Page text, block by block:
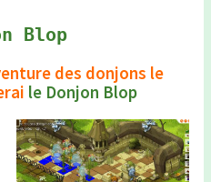
Blop
des donjons le
le Donjon Blop